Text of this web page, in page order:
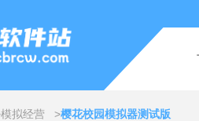
模拟经营 樱花校园模拟器测试版